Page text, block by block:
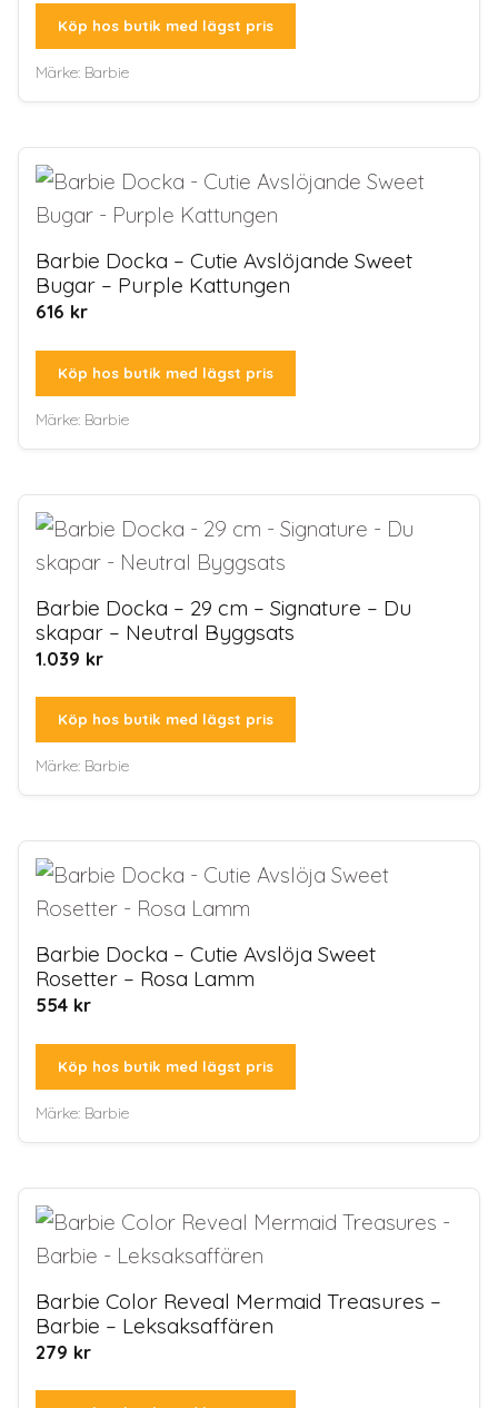
Köp hos butik med lägst pris
Märke: Barbie
Barbie Docka – Cutie Avslöjande Sweet
Bugar – Purple Kattungen
616 kr
Köp hos butik med lägst pris
Märke: Barbie
Barbie Docka – 29 cm – Signature – Du
skapar – Neutral Byggsats
1.039 kr
Köp hos butik med lägst pris
Märke: Barbie
Barbie Docka – Cutie Avslöja Sweet
Rosetter – Rosa Lamm
554 kr
Köp hos butik med lägst pris
Märke: Barbie
Barbie Color Reveal Mermaid Treasures –
Barbie – Leksaksaffären
279 kr